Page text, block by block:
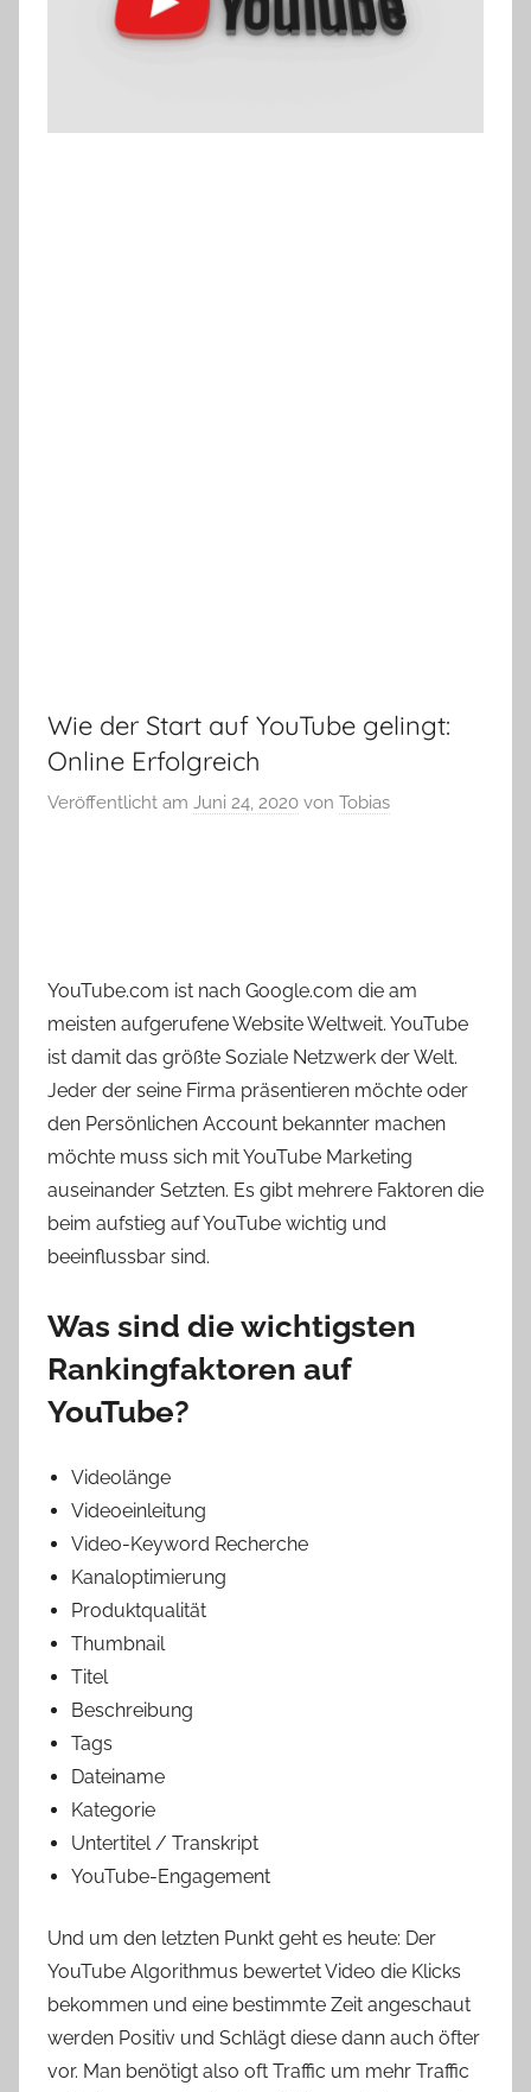
Wie der Start auf YouTube gelingt:
Online Erfolgreich
Veröffentlicht am Juni 24, 2020 von Tobias
YouTube.com ist nach Google.com die am
meisten aufgerufene Website Weltweit. YouTube
ist damit das größte Soziale Netzwerk der Welt.
Jeder der seine Firma präsentieren möchte oder
den Persönlichen Account bekannter machen
möchte muss sich mit YouTube Marketing
auseinander Setzten. Es gibt mehrere Faktoren die
beim aufstieg auf YouTube wichtig und
beeinflussbar sind.
Was sind die wichtigsten
Rankingfaktoren auf
YouTube?
Videolänge
Videoeinleitung
Video-Keyword Recherche
Kanaloptimierung
Produktqualität
Thumbnail
Titel
Beschreibung
Tags
Dateiname
Kategorie
Untertitel / Transkript
YouTube-Engagement
Und um den letzten Punkt geht es heute: Der
YouTube Algorithmus bewertet Video die Klicks
bekommen und eine bestimmte Zeit angeschaut
werden Positiv und Schlägt diese dann auch öfter
vor. Man benötigt also oft Traffic um mehr Traffic